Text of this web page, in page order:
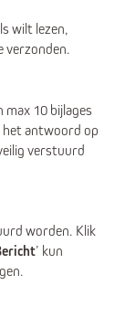
wilt lezen,
verzonden.
max 10 bijlages
het antwoord op
verstuurd
worden. Klik
’ kun